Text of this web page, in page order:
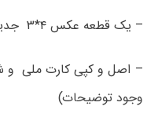
– یک قطعه عکس ۴*۳ جدید پشت نویسی شده
– اصل و کپی کارت ملی و
وجود توضیحات)